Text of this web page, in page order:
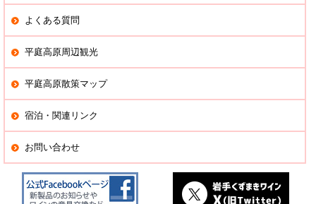
よくある質問
平庭高原周辺観光
平庭高原散策マップ
宿泊・関連リンク
お問い合わせ